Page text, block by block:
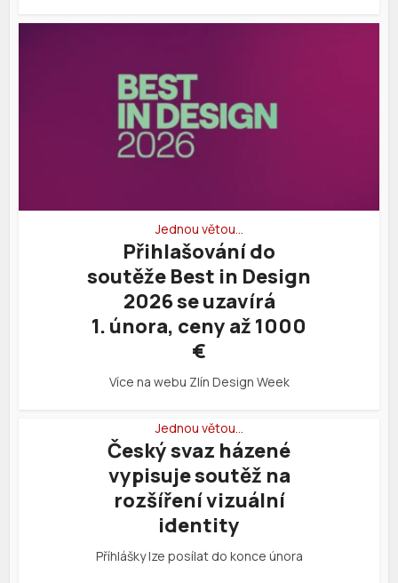
Jednou větou…
Přihlašování do
soutěže Best in Design
2026 se uzavírá
1. února, ceny až 1000
€
Více na webu Zlín Design Week
Jednou větou…
Český svaz házené
vypisuje soutěž na
rozšíření vizuální
identity
Příhlášky lze posílat do konce února